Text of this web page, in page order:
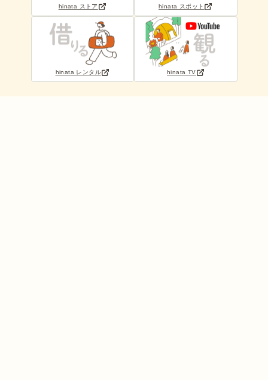
hinata ストア hinata スポット
hinata レンタル hinata TV